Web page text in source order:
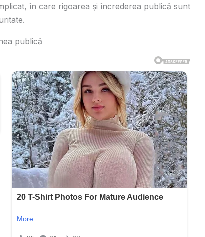
în care rigoarea și încrederea publică sunt
publică